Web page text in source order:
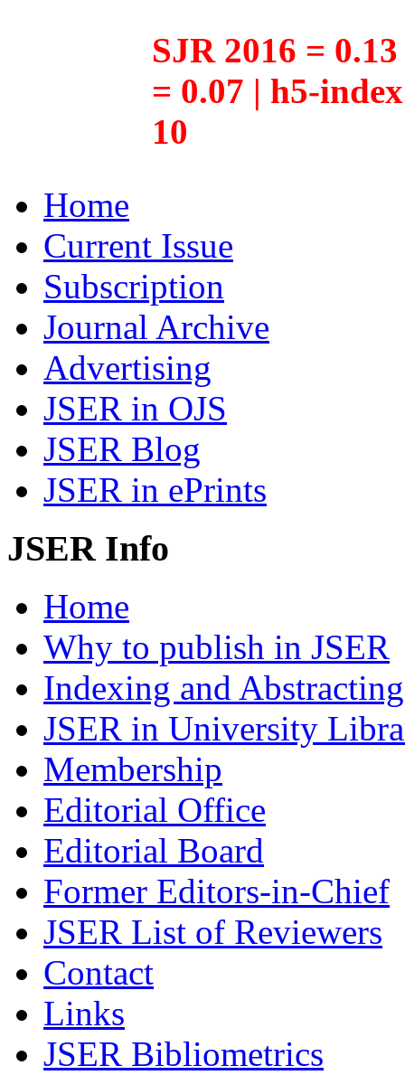
SJR 2016 =
= 0.07 | h5-
10
Home
Current Issue
Subscription
Journal Archive
Advertising
JSER in OJS
JSER Blog
JSER in ePrints
JSER Info
Home
Why to publish in JSER
Indexing and Abstracting
JSER in University
Membership
Editorial Office
Editorial Board
Former Editors-in-Chief
JSER List of Reviewers
Contact
Links
JSER Bibliometrics